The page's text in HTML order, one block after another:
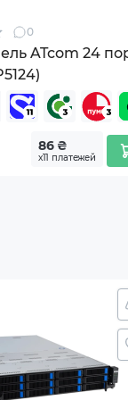
0
ATcom 24
86 ₴
х11 платежей